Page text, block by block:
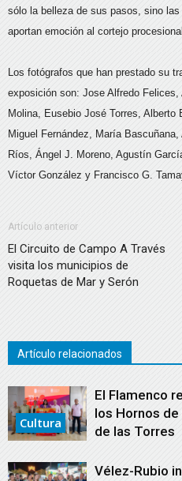
sólo la belleza de sus pasos, sino
aportan emoción al cortejo
Los fotógrafos que han prestado su
exposición son: Jose Alfredo
Molina, Eusebio José Torres,
Miguel Fernández, María
Ríos, Ángel J. Moreno, Agustín
Víctor González y Francisco G.
Artículo anterior
El Circuito de Campo A Través
visita los municipios de
Roquetas de Mar y Serón
Artículo relacionados
Cultura
El Flamenco
los Hornos de
de las Torres
Vélez-Rubio